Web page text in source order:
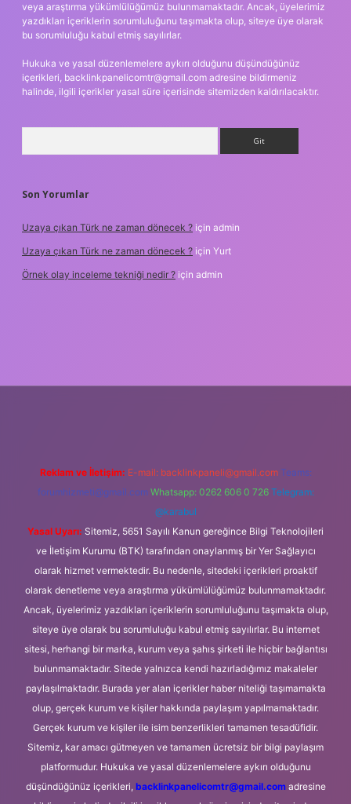
veya araştırma yükümlülüğümüz bulunmamaktadır. Ancak, üyelerimiz
yazdıkları içeriklerin sorumluluğunu taşımakta olup, siteye üye olarak
bu sorumluluğu kabul etmiş sayılırlar.
Hukuka ve yasal düzenlemelere aykırı olduğunu düşündüğünüz
içerikleri, backlinkpanelicomtr@gmail.com adresine bildirmeniz
halinde, ilgili içerikler yasal süre içerisinde sitemizden kaldırılacaktır.
Son Yorumlar
Uzaya çıkan Türk ne zaman dönecek ? için admin
Uzaya çıkan Türk ne zaman dönecek ? için Yurt
Örnek olay inceleme tekniği nedir ? için admin
Reklam ve İletişim: E-mail: backlinkpaneli@gmail.com Teams:
forumhizmeti@gmail.com Whatsapp: 0262 606 0 726 Telegram:
@karabul
Yasal Uyarı: Sitemiz, 5651 Sayılı Kanun gereğince Bilgi Teknolojileri
ve İletişim Kurumu (BTK) tarafından onaylanmış bir Yer Sağlayıcı
olarak hizmet vermektedir. Bu nedenle, sitedeki içerikleri proaktif
olarak denetleme veya araştırma yükümlülüğümüz bulunmamaktadır.
Ancak, üyelerimiz yazdıkları içeriklerin sorumluluğunu taşımakta olup,
siteye üye olarak bu sorumluluğu kabul etmiş sayılırlar. Bu internet
sitesi, herhangi bir marka, kurum veya şahıs şirketi ile hiçbir bağlantısı
bulunmamaktadır. Sitede yalnızca kendi hazırladığımız makaleler
paylaşılmaktadır. Burada yer alan içerikler haber niteliği taşımamakta
olup, gerçek kurum ve kişiler hakkında paylaşım yapılmamaktadır.
Gerçek kurum ve kişiler ile isim benzerlikleri tamamen tesadüfidir.
Sitemiz, kar amacı gütmeyen ve tamamen ücretsiz bir bilgi paylaşım
platformudur. Hukuka ve yasal düzenlemelere aykırı olduğunu
düşündüğünüz içerikleri, backlinkpanelicomtr@gmail.comadresine